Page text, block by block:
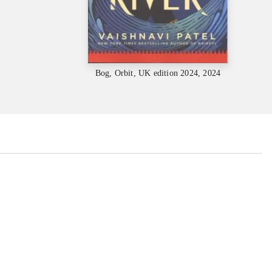
Bog, Orbit, UK edition 2024, 2024